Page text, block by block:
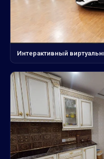
Интерактивный